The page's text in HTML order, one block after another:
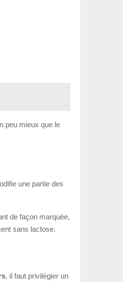
peu mieux que le
une partie des
de façon marquée,
sans lactose.
, il faut privilégier un